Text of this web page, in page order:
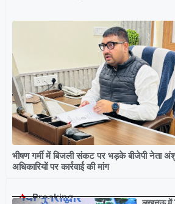
भीषण गर्मी में बिजली संकट पर भड़के बीजेपी नेता
अधिकारियों पर कार्रवाई की मांग
Breaking